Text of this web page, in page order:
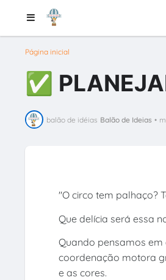
Página inicial
✅
balão de idéias Balão de Ideias •
"O circo tem palhaço?
Que delícia será essa
Quando pensamos
coordenação motora
e as cores.